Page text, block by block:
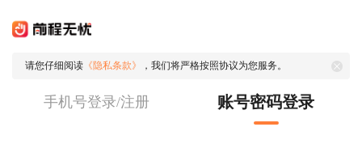
请您仔细阅读 《隐私条款》 ，我们将严格按照协议为您服务。
手机号登录/注册 账号密码登录